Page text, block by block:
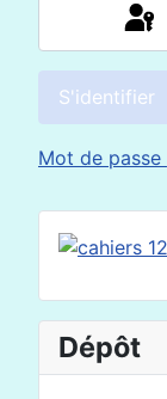
S'identifier
Mot de passe
Dépôt